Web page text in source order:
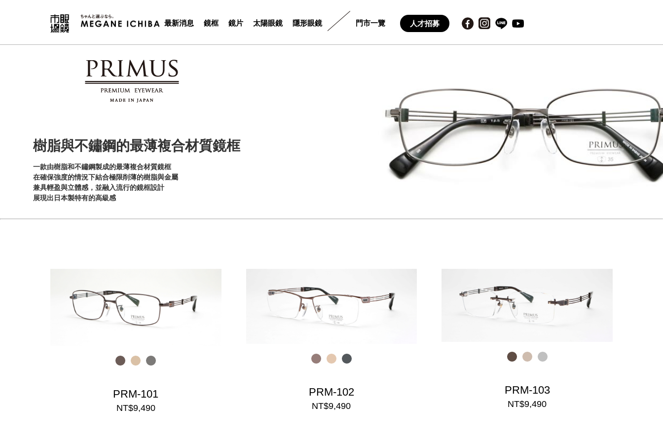
最新消息 鏡框 鏡片 太陽眼鏡 隱形眼鏡 門市一覽 人才招募
樹脂與不鏽鋼的最薄複合材質鏡框
一款由樹脂和不鏽鋼製成的最薄複合材質鏡框
在確保強度的情況下結合極限削薄的樹脂與金屬
兼具輕盈與立體感，並融入流行的鏡框設計
展現出日本製特有的高級感
PRM-101
NT$9,490
PRM-102
NT$9,490
PRM-103
NT$9,490